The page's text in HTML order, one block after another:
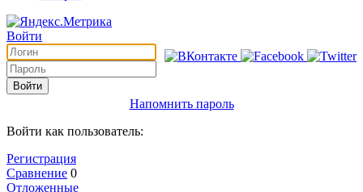
Войти
Войти
Напомнить пароль
Войти как пользователь:
Регистрация
Сравнение 0
Отложенные